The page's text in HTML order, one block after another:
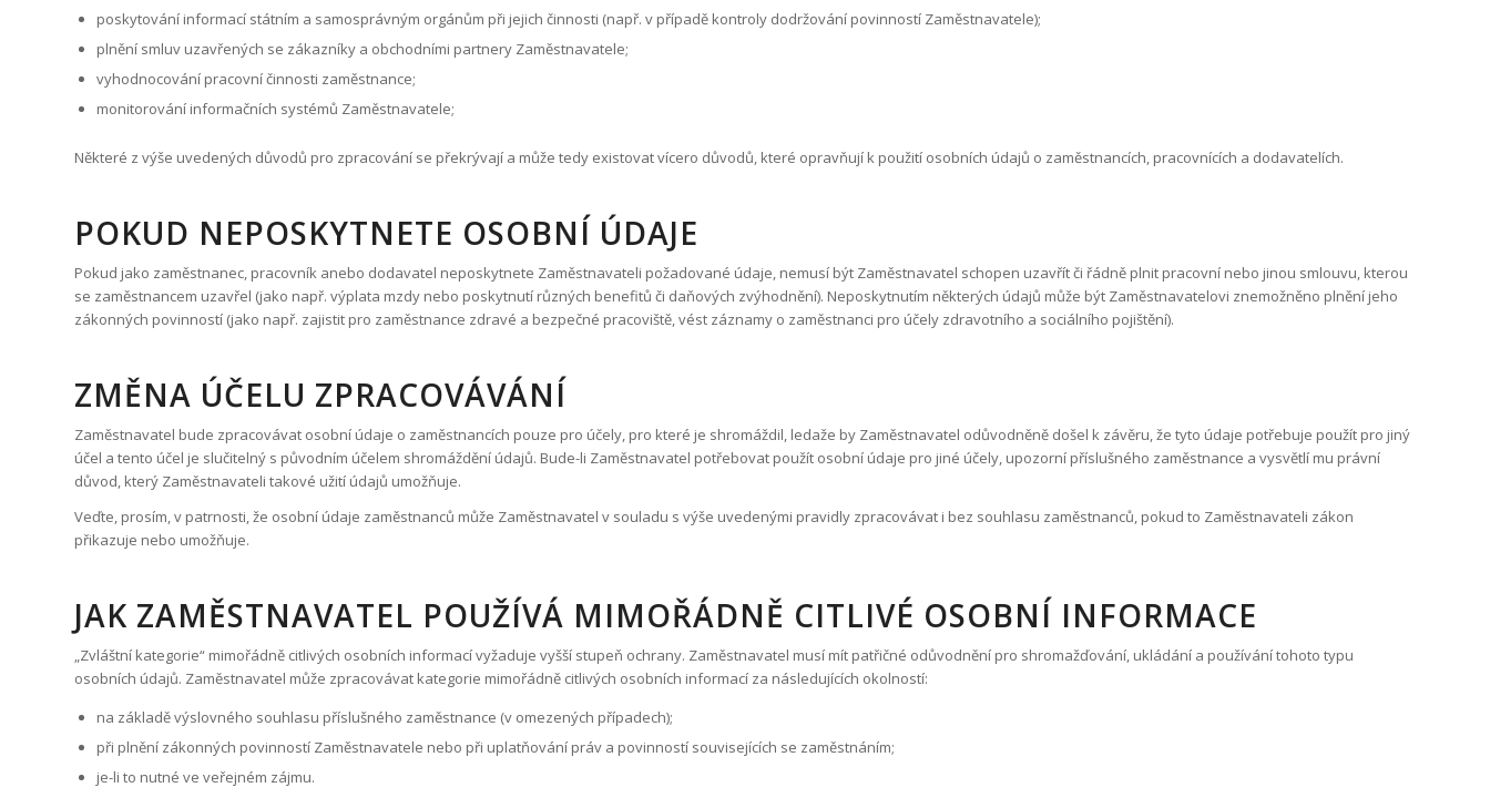
poskytování informací státním a samosprávným orgánům při jejich činnosti (např. v případě kontroly dodržování povinností Zaměstnavatele);
plnění smluv uzavřených se zákazníky a obchodními partnery Zaměstnavatele;
vyhodnocování pracovní činnosti zaměstnance;
monitorování informačních systémů Zaměstnavatele;
Některé z výše uvedených důvodů pro zpracování se překrývají a může tedy existovat vícero důvodů, které opravňují k použití osobních údajů o zaměstnancích, pracovnících a dodavatelích.
POKUD NEPOSKYTNETE OSOBNÍ ÚDAJE
Pokud jako zaměstnanec, pracovník anebo dodavatel neposkytnete Zaměstnavateli požadované údaje, nemusí být Zaměstnavatel schopen uzavřít či řádně plnit pracovní nebo jinou smlouvu, kterou
se zaměstnancem uzavřel (jako např. výplata mzdy nebo poskytnutí různých benefitů či daňových zvýhodnění). Neposkytnutím některých údajů může být Zaměstnavatelovi znemožněno plnění jeho
zákonných povinností (jako např. zajistit pro zaměstnance zdravé a bezpečné pracoviště, vést záznamy o zaměstnanci pro účely zdravotního a sociálního pojištění).
ZMĚNA ÚČELU ZPRACOVÁVÁNÍ
Zaměstnavatel bude zpracovávat osobní údaje o zaměstnancích pouze pro účely, pro které je shromáždil, ledaže by Zaměstnavatel odůvodněně došel k závěru, že tyto údaje potřebuje použít pro jiný
účel a tento účel je slučitelný s původním účelem shromáždění údajů. Bude-li Zaměstnavatel potřebovat použít osobní údaje pro jiné účely, upozorní příslušného zaměstnance a vysvětlí mu právní
důvod, který Zaměstnavateli takové užití údajů umožňuje.
Veďte, prosím, v patrnosti, že osobní údaje zaměstnanců může Zaměstnavatel v souladu s výše uvedenými pravidly zpracovávat i bez souhlasu zaměstnanců, pokud to Zaměstnavateli zákon
přikazuje nebo umožňuje.
JAK ZAMĚSTNAVATEL POUŽÍVÁ MIMOŘÁDNĚ CITLIVÉ OSOBNÍ INFORMACE
„Zvláštní kategorie“ mimořádně citlivých osobních informací vyžaduje vyšší stupeň ochrany. Zaměstnavatel musí mít patřičné odůvodnění pro shromažďování, ukládání a používání tohoto typu
osobních údajů. Zaměstnavatel může zpracovávat kategorie mimořádně citlivých osobních informací za následujících okolností:
na základě výslovného souhlasu příslušného zaměstnance (v omezených případech);
při plnění zákonných povinností Zaměstnavatele nebo při uplatňování práv a povinností souvisejících se zaměstnáním;
je-li to nutné ve veřejném zájmu.
rozšíření
obsahu apod.
souborům lze
využívat např.
přihlášení
nemusí se na
webu vše
zobrazovat
cookies
Tyto soubory
které stránky
jste navštívili a
odkazy, které
Užití těchto
informací
reklamy na
zobrazené
zájmům
návštěvníka.
informace